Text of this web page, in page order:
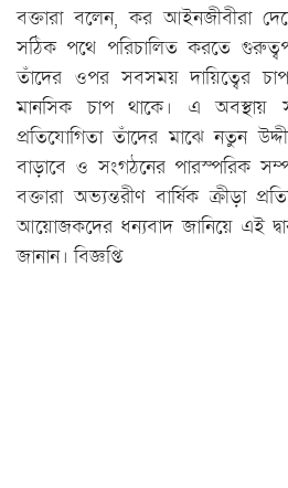
বক্তারা বলেন, কর আইনজীবীরা
সঠিক পথে পরিচালিত করতে
তাঁদের ওপর সবসময় দায়িত্বের
মানসিক চাপ থাকে। এ অবস্থায়
প্রতিযোগিতা তাঁদের মাঝে নতুন
বাড়াবে ও সংগঠনের পারস্পরিক
বক্তারা অভ্যন্তরীণ বার্ষিক ক্রীড়া
আয়োজকদের ধন্যবাদ জানিয়ে এই
জানান। বিজ্ঞপ্তি